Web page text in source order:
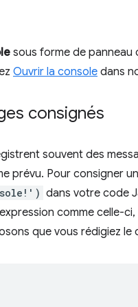
sous forme de panneau
Ouvrir la console dans
consignés
souvent des
prévu. Pour consigner
dans votre code
comme celle-
que vous rédigiez